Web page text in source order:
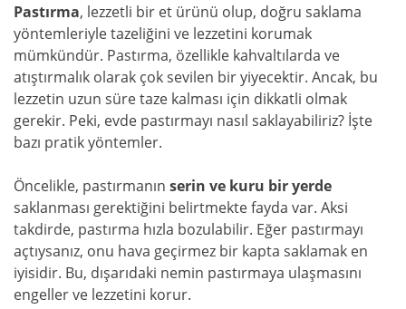
Pastırma, lezzetli bir et ürünü olup, doğru saklama
yöntemleriyle tazeliğini ve lezzetini korumak
mümkündür. Pastırma, özellikle kahvaltılarda ve
atıştırmalık olarak çok sevilen bir yiyecektir. Ancak, bu
lezzetin uzun süre taze kalması için dikkatli olmak
gerekir. Peki, evde pastırmayı nasıl saklayabiliriz? İşte
bazı pratik yöntemler.
Öncelikle, pastırmanın serin ve kuru bir yerde
saklanması gerektiğini belirtmekte fayda var. Aksi
takdirde, pastırma hızla bozulabilir. Eğer pastırmayı
açtıysanız, onu hava geçirmez bir kapta saklamak en
iyisidir. Bu, dışarıdaki nemin pastırmaya ulaşmasını
engeller ve lezzetini korur.